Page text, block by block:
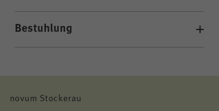
Bestuhlung
novum Stockerau